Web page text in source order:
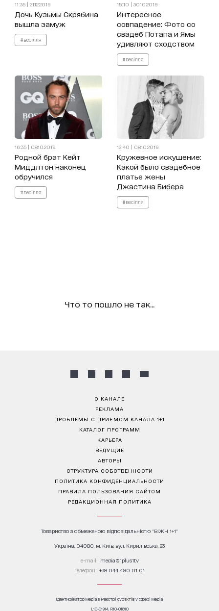
11:35 | 21.12.2019
Дочь Кузьмы Скрябина
вышла замуж
#весілля
15:10 | 30.10.2019
Интересное
совпадение: Фото со
свадеб Потапа и Ямы
удивляют сходством
#весілля
16:35 | 08.10.2019
Родной брат Кейт
Миддлтон наконец
обручился
#весілля
12:40 | 08.10.2019
Кружевное искушение:
Какой было свадебное
платье жены
Джастина Бибера
#весілля
Что то пошло не так...
О КАНАЛЕ
РЕКЛАМА
ПРОБЛЕМЫ С ПРИЁМОМ КАНАЛА 1+1
КАТАЛОГ ПРОГРАММ
КАРЬЕРА
ВЕДУЩИЕ
АВТОРЫ
СТРУКТУРА СОБСТВЕННОСТИ
ПОЛИТИКА КОНФИДЕНЦИАЛЬНОСТИ
ПРАВИЛА ПОЛЬЗОВАНИЯ САЙТОМ
РЕДАКЦИОННАЯ ПОЛИТИКА
Товариство з обмеженою відповідальністю "ВІЖН 1+1"
Україна, 04080, м. Київ, вул. Кирилівська, 23
е-mail: media@1plus1.tv
Телефон: +38 044 490 01 01
Ідентифікатор медіа в Реєстрі суб’єктів у сфері медіа:
L10-01914, R10-01810